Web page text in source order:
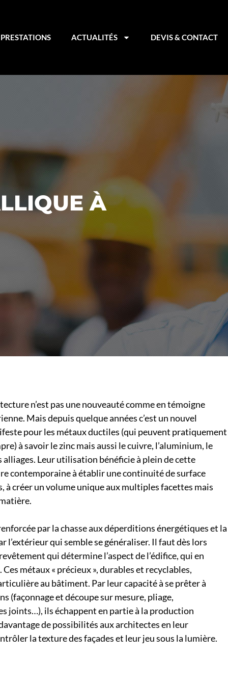
PRESTATIONS ACTUALITÉS DEVIS & CONTACT
À
n’est pas une nouveauté comme en témoigne
Mais depuis quelque années c’est un nouvel
pour les métaux ductiles (qui peuvent pratiquement
à savoir le zinc mais aussi le cuivre, l’aluminium, le
Leur utilisation bénéficie à plein de cette
contemporaine à établir une continuité de surface
à créer un volume unique aux multiples facettes mais
par la chasse aux déperditions énergétiques et la
l’extérieur qui semble se généraliser. Il faut dès lors
qui détermine l’aspect de l’édifice, qui en
métaux « précieux », durables et recyclables,
au bâtiment. Par leur capacité à se prêter à
(façonnage et découpe sur mesure, pliage,
joints…), ils échappent en partie à la production
de possibilités aux architectes en leur
la texture des façades et leur jeu sous la lumière.